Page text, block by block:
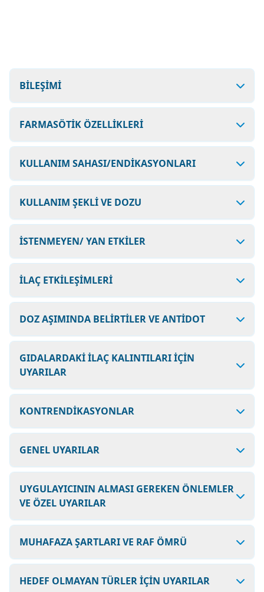
BİLEŞİMİ
FARMASÖTİK ÖZELLİKLERİ
KULLANIM SAHASI/ENDİKASYONLARI
KULLANIM ŞEKLİ VE DOZU
İSTENMEYEN/ YAN ETKİLER
İLAÇ ETKİLEŞİMLERİ
DOZ AŞIMINDA BELİRTİLER VE ANTİDOT
GIDALARDAKİ İLAÇ KALINTILARI İÇİN
UYARILAR
KONTRENDİKASYONLAR
GENEL UYARILAR
UYGULAYICININ ALMASI GEREKEN ÖNLEMLER
VE ÖZEL UYARILAR
MUHAFAZA ŞARTLARI VE RAF ÖMRÜ
HEDEF OLMAYAN TÜRLER İÇİN UYARILAR